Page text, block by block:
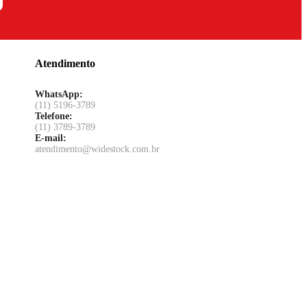
Atendimento
WhatsApp:
(11) 5196-3789
Telefone:
(11) 3789-3789
E-mail:
atendimento@widestock.com.br